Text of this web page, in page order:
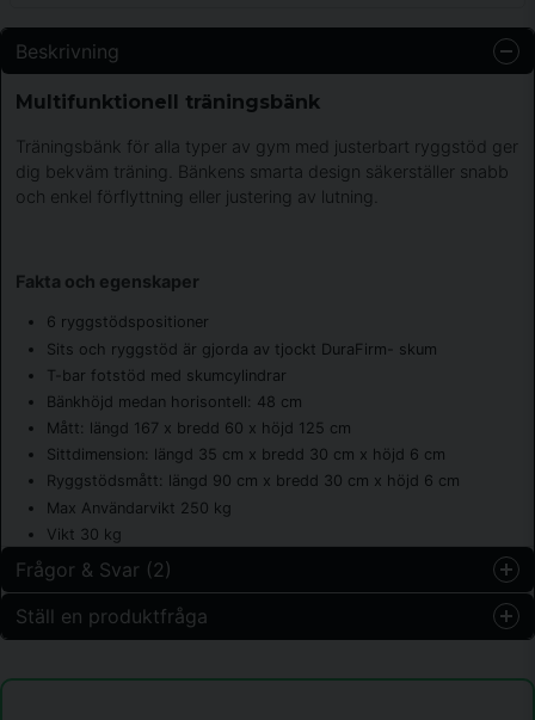
Beskrivning
Multifunktionell träningsbänk
Träningsbänk för alla typer av gym med justerbart ryggstöd ger
dig bekväm träning. Bänkens smarta design säkerställer snabb
och enkel förflyttning eller justering av lutning.
Fakta och egenskaper
6 ryggstödspositioner
Sits och ryggstöd är gjorda av tjockt DuraFirm- skum
T-bar fotstöd med skumcylindrar
Bänkhöjd medan horisontell: 48 cm
Mått: längd 167 x bredd 60 x höjd 125 cm
Sittdimension: längd 35 cm x bredd 30 cm x höjd 6 cm
Ryggstödsmått: längd 90 cm x bredd 30 cm x höjd 6 cm
Max Användarvikt 250 kg
Vikt 30 kg
Frågor & Svar (2)
Kan man sätta bencurl på denna bänk?
Ställ en produktfråga
Fråga oss något om denna produkten...